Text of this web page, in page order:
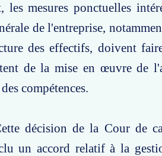
les mesures ponctuelles
de l'entreprise,
des effectifs, doivent
de la mise en œuvre de
compétences.
décision de la Cour de
un accord relatif à la